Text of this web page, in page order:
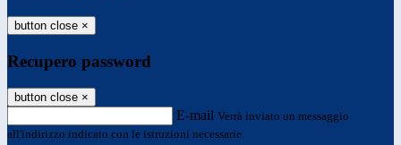
button close ×
Recupero password
button close ×
E-mail Verrà inviato un messaggio
all'indirizzo indicato con le istruzioni necessarie.